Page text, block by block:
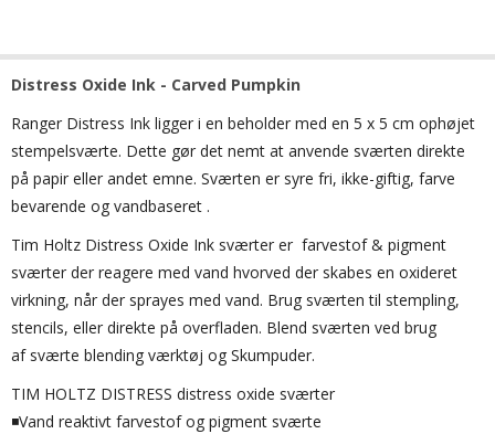
Distress Oxide Ink - Carved Pumpkin
Ranger Distress Ink ligger i en beholder med en 5 x 5 cm ophøjet
stempelsværte. Dette gør det nemt at anvende sværten direkte
på papir eller andet emne. Sværten er syre fri, ikke-giftig, farve
bevarende og vandbaseret .
Tim Holtz Distress Oxide Ink sværter er farvestof & pigment
sværter der reagere med vand hvorved der skabes en oxideret
virkning, når der sprayes med vand. Brug sværten til stempling,
stencils, eller direkte på overfladen. Blend sværten ved brug
af sværte blending værktøj og Skumpuder.
TIM HOLTZ DISTRESS distress oxide sværter
◾Vand reaktivt farvestof og pigment sværte